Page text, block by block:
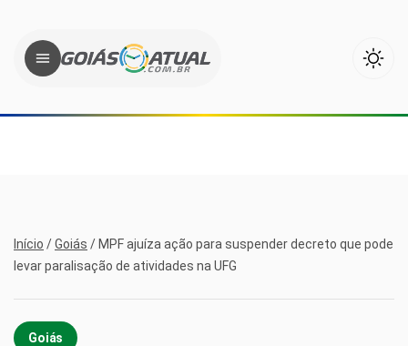
Início /Goiás / MPF ajuíza ação para suspender decreto que pode
levar paralisação de atividades na UFG
Goiás